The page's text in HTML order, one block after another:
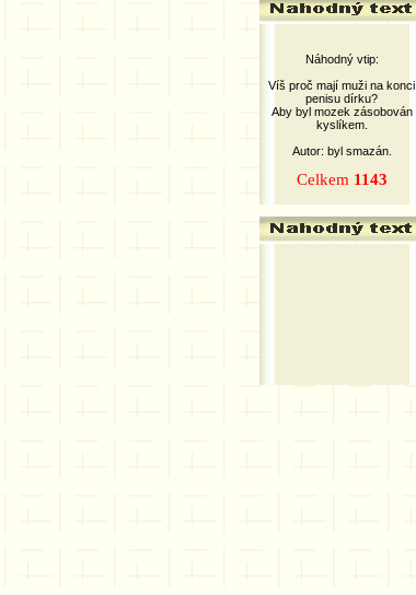
Náhodný vtip:
Víš proč mají muži na konci
penisu dírku?
Aby byl mozek zásobován
kyslíkem.
Autor: byl smazán.
Celkem 1143